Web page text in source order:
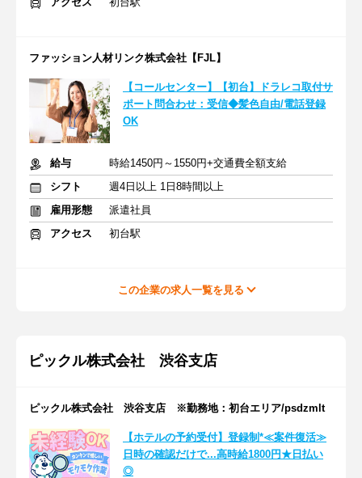
ファッション人材リンク株式会社【FJL】
【コールセンター】【初台】ドラレコ取付サ
ポート問合わせ：受信◆髪色自由/電話登録
OK
給与
時給1450円～1550円+交通費全額支給
シフト
週4日以上 1日8時間以上
雇用形態
派遣社員
アクセス
初台駅
この企業の求人一覧を見る
ピックル株式会社 渋谷支店
ピックル株式会社 渋谷支店 ※勤務地：初台エリア/psdzmlt
【ホテルの予約受付】登録制*≪案件復活≫
日時の確認だけで...高時給1800円★日払い
◎